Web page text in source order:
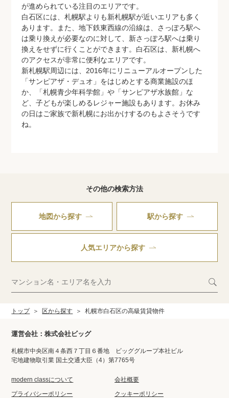
が進められている注目のエリアです。
白石区には、札幌駅よりも新札幌駅が近いエリアも多く
あります。また、地下鉄東西線の沿線は、さっぽろ駅へ
は乗り換えが必要なのに対して、新さっぽろ駅へは乗り
換えをせずに行くことができます。白石区は、新札幌へ
のアクセスが非常に便利なエリアです。
新札幌駅周辺には、2016年にリニューアルオープンした
「サンピアザ・デュオ」をはじめとする商業施設のほ
か、「札幌青少年科学館」や「サンピアザ水族館」な
ど、子どもが楽しめるレジャー施設もあります。お休み
の日はご家族で新札幌にお出かけするのもよさそうです
ね。
その他の検索方法
地図から探す 駅から探す
人気エリアから探す
トップ 区から探す 札幌市白石区の高級賃貸物件
運営会社：株式会社ビッグ
札幌市中央区南４条西７丁目６番地 ビッググループ本社ビル
宅地建物取引業 国土交通大臣（4）第7765号
modern classについて
会社概要
プライバシーポリシー
クッキーポリシー